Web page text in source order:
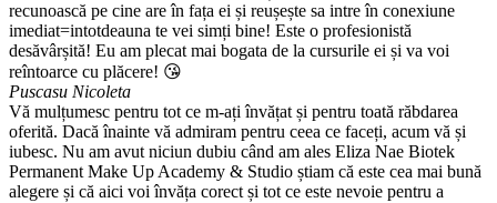
recunoască pe cine are în fața ei și reușește sa intre în conexiune
imediat=intotdeauna te vei simți bine! Este o profesionistă
desăvârșită! Eu am plecat mai bogata de la cursurile ei și va voi
reîntoarce cu plăcere! 😘
Puscasu Nicoleta
Vă mulțumesc pentru tot ce m-ați învățat și pentru toată răbdarea
oferită. Dacă înainte vă admiram pentru ceea ce faceți, acum vă și
iubesc. Nu am avut niciun dubiu când am ales Eliza Nae Biotek
Permanent Make Up Academy & Studio știam că este cea mai bună
alegere și că aici voi învăța corect și tot ce este nevoie pentru a